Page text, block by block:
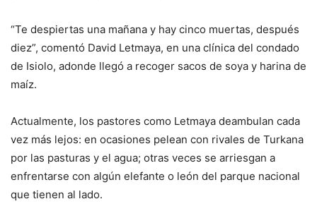
“Te despiertas una mañana y hay cinco muertas, después
diez”, comentó David Letmaya, en una clínica del condado
de Isiolo, adonde llegó a recoger sacos de soya y harina de
maíz.
Actualmente, los pastores como Letmaya deambulan cada
vez más lejos: en ocasiones pelean con rivales de Turkana
por las pasturas y el agua; otras veces se arriesgan a
enfrentarse con algún elefante o león del parque nacional
que tienen al lado.